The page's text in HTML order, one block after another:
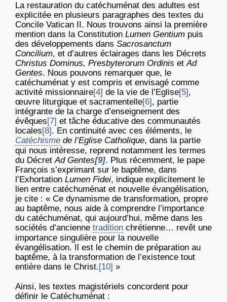
La restauration du catéchuménat des adultes est
explicitée en plusieurs paragraphes des textes du
Concile Vatican II. Nous trouvons ainsi la première
mention dans la Constitution Lumen Gentium puis
des développements dans Sacrosanctum
Concilium, et d’autres éclairages dans les Décrets
Christus Dominus, Presbyterorum Ordinis etAd
Gentes. Nous pouvons remarquer que, le
catéchuménat y est compris et envisagé comme
activité missionnaire[4] de la vie de l’Eglise[5] ,
œuvre liturgique et sacramentelle[6] , partie
intégrante de la charge d’enseignement des
évêques[7] et tâche éducative des communautés
locales[8] . En continuité avec ces éléments, le
Catéchisme de l’Eglise Catholique, dans la partie
qui nous intéresse, reprend notamment les termes
du DécretAd Gentes[9]. Plus récemment, le pape
François s’exprimant sur le baptême, dans
l’Exhortation Lumen Fidei, indique explicitement le
lien entre catéchuménat et nouvelle évangélisation,
je cite : « Ce dynamisme de transformation, propre
au baptême, nous aide à comprendre l’importance
du catéchuménat, qui aujourd’hui, même dans les
sociétés d’ancienne tradition chrétienne… revêt une
importance singulière pour la nouvelle
évangélisation. Il est le chemin de préparation au
baptême, à la transformation de l’existence tout
entière dans le Christ.[10] »
Ainsi, les textes magistériels concordent pour
définir le Catéchuménat :